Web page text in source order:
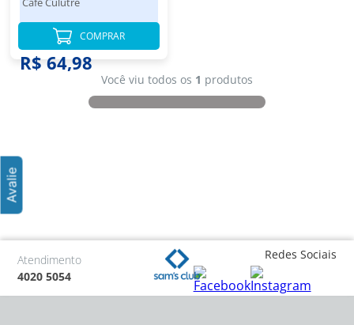
R$ 64,98
COMPRAR
Você viu todos os 1 produtos
Atendimento
4020 5054
Redes Sociais